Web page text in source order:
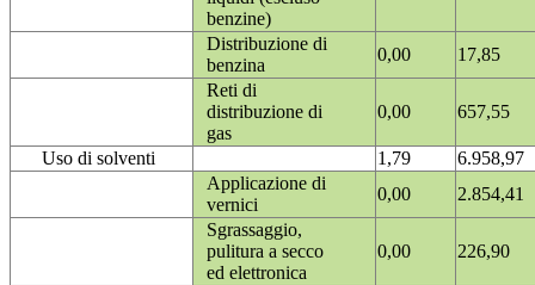
benzine)
Distribuzione di
benzina
0,00
17,85
Reti di
distribuzione di
gas
0,00 657,55
Uso di solventi 1,79
6.958,97
Applicazione di
vernici
0,00
2.854,41
Sgrassaggio,
pulitura a secco
ed elettronica
0,00 226,90